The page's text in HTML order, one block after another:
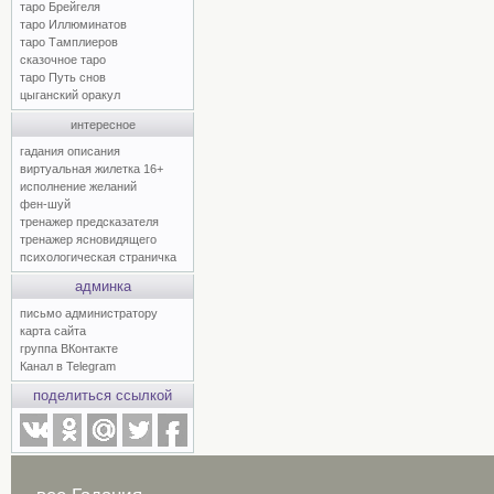
таро Брейгеля
таро Иллюминатов
таро Тамплиеров
сказочное таро
таро Путь снов
цыганский оракул
интересное
гадания описания
виртуальная жилетка 16+
исполнение желаний
фен-шуй
тренажер предсказателя
тренажер ясновидящего
психологическая страничка
админка
письмо администратору
карта сайта
группа ВКонтакте
Канал в Telegram
поделиться ссылкой